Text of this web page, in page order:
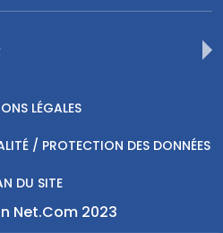
Net.Com 2023
LÉGALES
/ PROTECTION DES DONNÉES
DU SITE